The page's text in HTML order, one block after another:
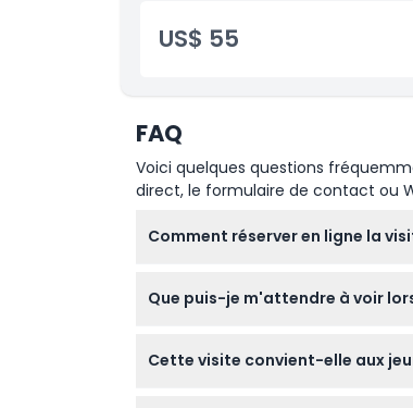
Transferts depuis les hôtels
Nışantaşı
US$ 55
FAQ
Voici quelques questions
direct, le formulaire de contact ou
Comment réserver en ligne la
l'heure qui vous conviennent lors
Que puis-je m'attendre à voir
culture des époques byzantine
Cette visite convient-elle aux